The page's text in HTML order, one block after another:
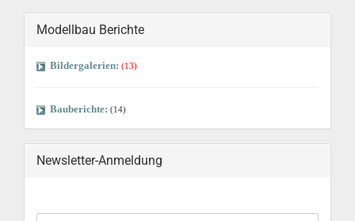
Modellbau Berichte
Bildergalerien: (13)
Bauberichte: (14)
Newsletter-Anmeldung